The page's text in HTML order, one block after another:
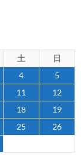
土
日
4
5
11
12
18
19
25
26